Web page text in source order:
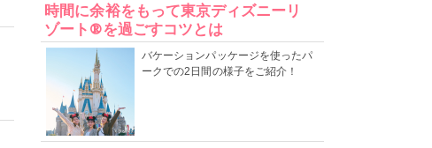
時間に余裕をもって東京ディズニーリ
ゾート®を過ごすコツとは
バケーションパッケージを使ったパ
ークでの2日間の様子をご紹介！